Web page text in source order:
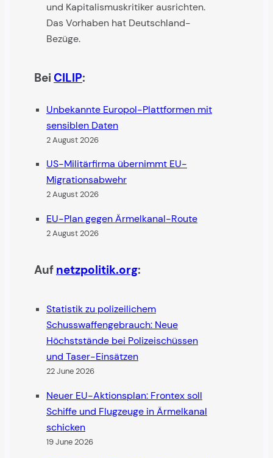
und Kapitalismuskritiker ausrichten.
Das Vorhaben hat Deutschland-
Bezüge.
Bei CILIP:
Unbekannte Europol-Plattformen mit
sensiblen Daten
2 August 2026
US-Militärfirma übernimmt EU-
Migrationsabwehr
2 August 2026
EU-Plan gegen Ärmelkanal-Route
2 August 2026
Auf netzpolitik.org:
Statistik zu polizeilichem
Schusswaffengebrauch: Neue
Höchststände bei Polizeischüssen
und Taser-Einsätzen
22 June 2026
Neuer EU-Aktionsplan: Frontex soll
Schiffe und Flugzeuge in Ärmelkanal
schicken
19 June 2026